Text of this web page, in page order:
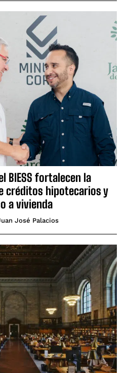
BIESS fortalecen la
créditos hipotecarios y
a vivienda
José Palacios